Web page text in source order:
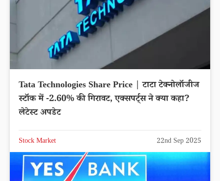
Tata Technologies Share Price | टाटा टेक्नोलॉजीज
स्टॉक में -2.60% की गिरावट, एक्सपर्ट्स ने क्या कहा?
लेटेस्ट अपडेट
Stock Market 22nd Sep 2025